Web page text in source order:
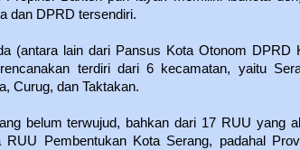
dan DPRD tersendiri.
(antara lain dari Pansus Kota Otonom DPRD
terdiri dari 6 kecamatan, yaitu
Curug, dan Taktakan.
belum terwujud, bahkan dari 17 RUU yang
Pembentukan Kota Serang, padahal